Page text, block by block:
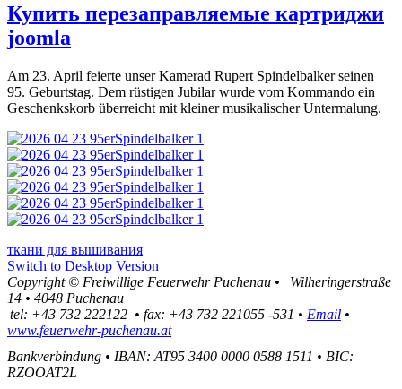
Купить перезаправляемые картриджи
joomla
Am 23. April feierte unser Kamerad Rupert Spindelbalker seinen
95. Geburtstag. Dem rüstigen Jubilar wurde vom Kommando ein
Geschenkskorb überreicht mit kleiner musikalischer Untermalung.
ткани для вышивания
Switch to Desktop Version
Copyright © Freiwillige Feuerwehr Puchenau •
Wilheringerstraße
14 • 4048 Puchenau
tel: +43 732 222122 • fax: +43 732 221055 -531 • Email •
www.feuerwehr-puchenau.at
Bankverbindung • IBAN: AT95 3400 0000 0588 1511 • BIC:
RZOOAT2L